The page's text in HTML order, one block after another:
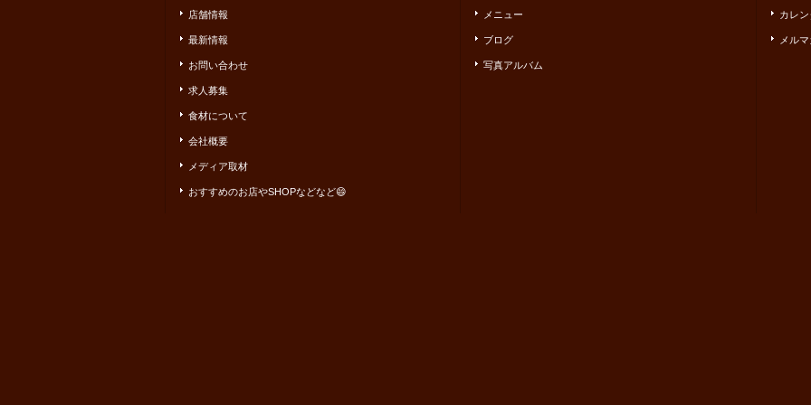
店舗情報
最新情報
お問い合わせ
求人募集
食材について
会社概要
メディア取材
おすすめのお店やSHOPなどなど😄
メニュー
ブログ
写真アルバム
カレ
メル